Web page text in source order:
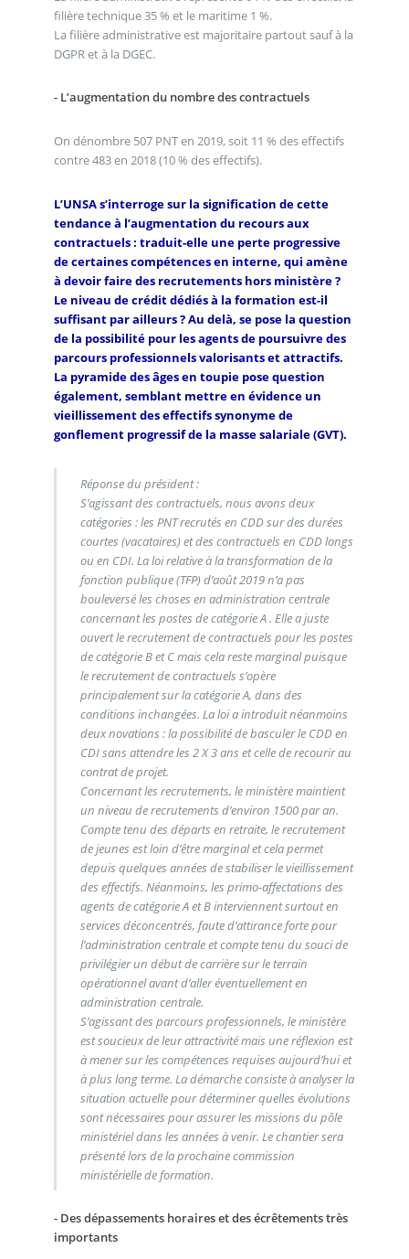
filière technique 35 % et le maritime 1 %.
La filière administrative est majoritaire partout sauf à la
DGPR et à la DGEC.
- L’augmentation du nombre des contractuels
On dénombre 507 PNT en 2019, soit 11 % des effectifs
contre 483 en 2018 (10 % des effectifs).
L’UNSA s’interroge sur la signification de cette
tendance à l’augmentation du recours aux
contractuels : traduit-elle une perte progressive
de certaines compétences en interne, qui amène
à devoir faire des recrutements hors ministère ?
Le niveau de crédit dédiés à la formation est-il
suffisant par ailleurs ? Au delà, se pose la question
de la possibilité pour les agents de poursuivre des
parcours professionnels valorisants et attractifs.
La pyramide des âges en toupie pose question
également, semblant mettre en évidence un
vieillissement des effectifs synonyme de
gonflement progressif de la masse salariale (GVT).
Réponse du président :
S’agissant des contractuels, nous avons deux
catégories : les PNT recrutés en CDD sur des durées
courtes (vacataires) et des contractuels en CDD longs
ou en CDI. La loi relative à la transformation de la
fonction publique (TFP) d’août 2019 n’a pas
bouleversé les choses en administration centrale
concernant les postes de catégorie A . Elle a juste
ouvert le recrutement de contractuels pour les postes
de catégorie B et C mais cela reste marginal puisque
le recrutement de contractuels s’opère
principalement sur la catégorie A, dans des
conditions inchangées. La loi a introduit néanmoins
deux novations : la possibilité de basculer le CDD en
CDI sans attendre les 2 X 3 ans et celle de recourir au
contrat de projet.
Concernant les recrutements, le ministère maintient
un niveau de recrutements d’environ 1500 par an.
Compte tenu des départs en retraite, le recrutement
de jeunes est loin d’être marginal et cela permet
depuis quelques années de stabiliser le vieillissement
des effectifs. Néanmoins, les primo-affectations des
agents de catégorie A et B interviennent surtout en
services déconcentrés, faute d’attirance forte pour
l’administration centrale et compte tenu du souci de
privilégier un début de carrière sur le terrain
opérationnel avant d’aller éventuellement en
administration centrale.
S’agissant des parcours professionnels, le ministère
est soucieux de leur attractivité mais une réflexion est
à mener sur les compétences requises aujourd’hui et
à plus long terme. La démarche consiste à analyser la
situation actuelle pour déterminer quelles évolutions
sont nécessaires pour assurer les missions du pôle
ministériel dans les années à venir. Le chantier sera
présenté lors de la prochaine commission
ministérielle de formation.
- Des dépassements horaires et des écrêtements très
importants